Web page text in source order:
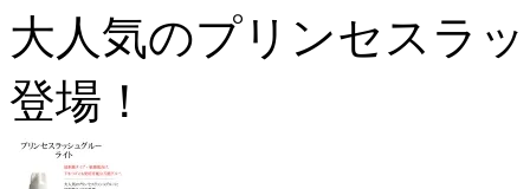
大人気のプリンセスラ
登場！